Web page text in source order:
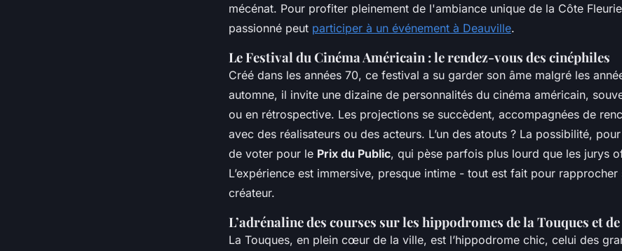
mécénat. Pour profiter pleinement de l'ambiance unique de la Côte
passionné peut participer à un événement à Deauville.
Le Festival du Cinéma Américain : le rendez-vous des cinéphiles
Créé dans les années 70, ce festival a su garder son âme malgré les
automne, il invite une dizaine de personnalités du cinéma américain,
ou en rétrospective. Les projections se succèdent, accompagnées de
avec des réalisateurs ou des acteurs. L’un des atouts ? La possibilité,
de voter pour le Prix du Public, qui pèse parfois plus lourd que les jurys
L’expérience est immersive, presque intime - tout est fait pour rapprocher
créateur.
L’adrénaline des courses sur les hippodromes de la Touques et
La Touques, en plein cœur de la ville, est l’hippodrome chic, celui des